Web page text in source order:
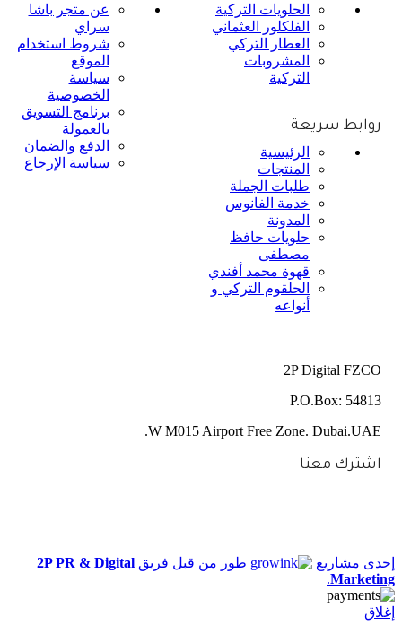
عن متجر باشا
سراي
شروط استخدام
الموقع
سياسة
الخصوصية
برنامج التسويق
بالعمولة
الدفع والضمان
سياسة الإرجاع
الحلويات التركية
الفلكلور العثماني
العطار التركي
المشروبات
التركية
روابط سريعة
الرئيسية
المنتجات
طلبات الجملة
خدمة الفانوس
المدونة
حلويات حافظ
مصطفى
قهوة محمد أفندي
الحلقوم التركي و
أنواعه
2P Digital FZCO
P.O.Box: 54813
W M015 Airport Free Zone. Dubai.UAE.
اشترك معنا
إحدى مشاريع طور من قبل فريق 2P PR & Digital
Marketing
.
إغلاق